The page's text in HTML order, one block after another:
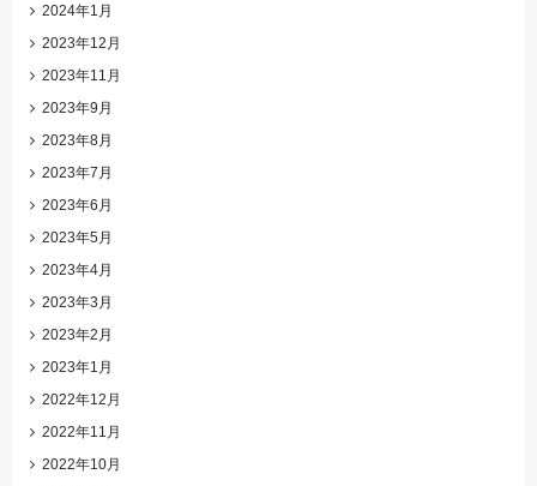
2024年1月
2023年12月
2023年11月
2023年9月
2023年8月
2023年7月
2023年6月
2023年5月
2023年4月
2023年3月
2023年2月
2023年1月
2022年12月
2022年11月
2022年10月